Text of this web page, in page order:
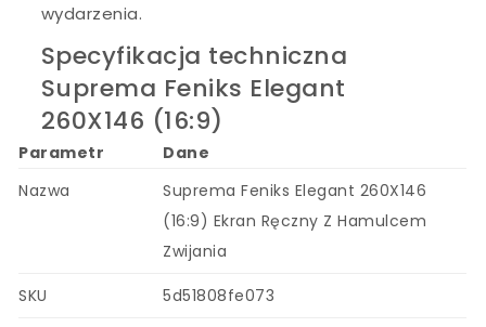
wydarzenia.
Specyfikacja techniczna
Suprema Feniks Elegant
260X146 (16:9)
Parametr
Dane
Nazwa
Suprema Feniks Elegant 260X146
(16:9) Ekran Ręczny Z Hamulcem
Zwijania
SKU 5d51808fe073